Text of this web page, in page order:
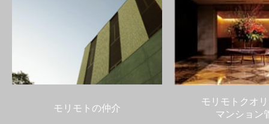
モリモトの仲介
モリモトクオ
マンション